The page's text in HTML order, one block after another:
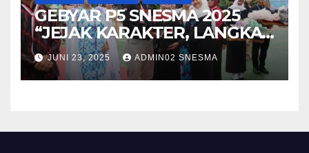
GEBYAR P5 SNESMA 2025
“JEJAK KARAKTER, LANGKAH
MASA DEPAN”
JUNI 23, 2025 ADMIN02 SNESMA